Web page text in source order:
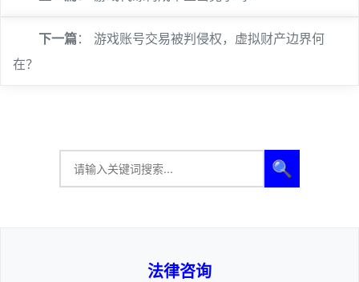
下一篇： 游戏账号交易被判侵权，虚拟财产边界何
在？
🔍
法律咨询